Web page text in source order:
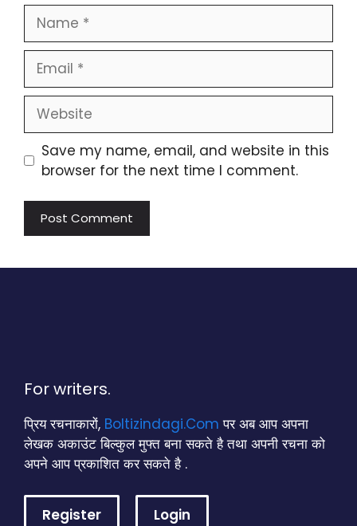
Name
Email
Website
Save my name, email, and website in this
browser for the next time I comment.
For writers.
प्रिय रचनाकारों, Boltizindagi.Com पर अब आप अपना
लेखक अकाउंट बिल्कुल मुफ्त बना सकते है तथा अपनी रचना को
अपने आप प्रकाशित कर सकते है .
Register Login